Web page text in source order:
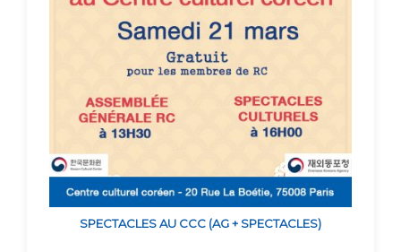
SPECTACLES AU CCC (AG + SPECTACLES)